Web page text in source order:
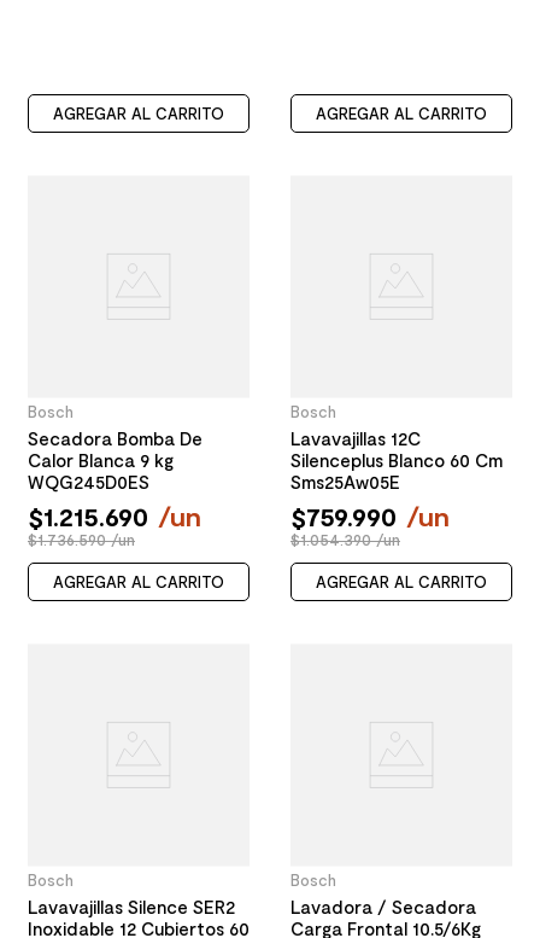
AGREGAR AL CARRITO AGREGAR AL CARRITO
Bosch
Secadora Bomba De
Calor Blanca 9 kg
WQG245D0ES
$1.215.690 /un
$1.736.590 /un
AGREGAR AL CARRITO
Bosch
Lavavajillas 12C
Silenceplus Blanco 60 Cm
Sms25Aw05E
$759.990 /un
$1.054.390 /un
AGREGAR AL CARRITO
Bosch
Lavavajillas Silence SER2
Inoxidable 12 Cubiertos 60
Bosch
Lavadora / Secadora
Carga Frontal 10.5/6Kg